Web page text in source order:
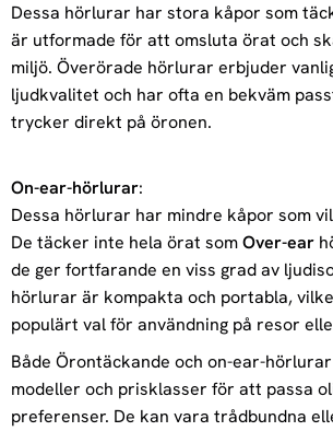
Dessa hörlurar har stora kåpor som
är utformade för att omsluta örat och
miljö. Överörade hörlurar erbjuder
ljudkvalitet och har ofta en bekväm
trycker direkt på öronen.
On-ear-hörlurar:
Dessa hörlurar har mindre kåpor som
De täcker inte hela örat somOver-ear
de ger fortfarande en viss grad av
hörlurar är kompakta och portabla,
populärt val för användning på resor
Både Örontäckande och on-ear-
modeller och prisklasser för att passa
preferenser. De kan vara trådbundna